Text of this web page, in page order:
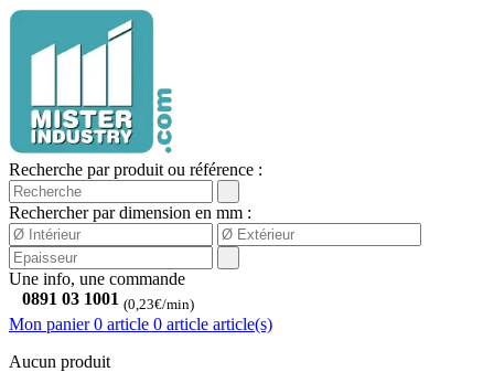
Recherche par produit ou référence :
Rechercher par dimension en mm :
Une info, une commande
0891 03 1001 (0,23€/min)
Mon panier 0 article 0 article article(s)
Aucun produit